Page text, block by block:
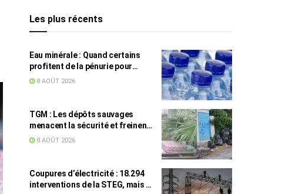
Les plus récents
Eau minérale : Quand certains
profitent de la pénurie pour
augmenter les prix
8 AOÛT 2026
TGM : Les dépôts sauvages
menacent la sécurité et freinent
les travaux
8 AOÛT 2026
Coupures d’électricité : 18.294
interventions de la STEG, mais la